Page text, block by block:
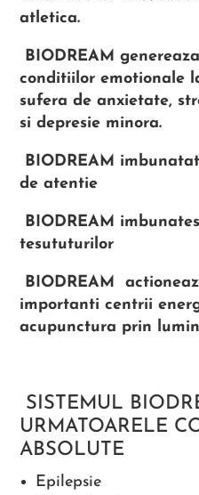
atletica.
BIODREAM
conditiilor emotionale
sufera de anxietate,
si depresie minora.
BIODREAM
de atentie
BIODREAM
tesututurilor
BIODREAM
importanti centrii
acupunctura prin
SISTEMUL
URMATOARELE
ABSOLUTE
Epilepsie